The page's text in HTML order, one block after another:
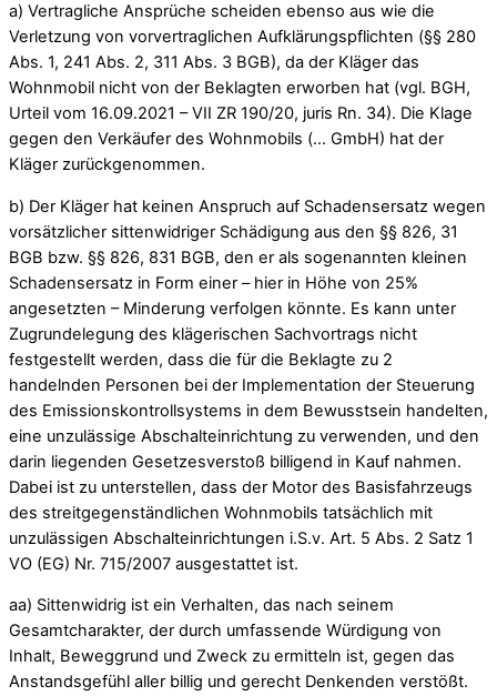
a) Vertragliche Ansprüche scheiden ebenso aus wie die
Verletzung von vorvertraglichen Aufklärungspflichten (§§ 280
Abs. 1, 241 Abs. 2, 311 Abs. 3 BGB), da der Kläger das
Wohnmobil nicht von der Beklagten erworben hat (vgl. BGH,
Urteil vom 16.09.2021 – VII ZR 190/20, juris Rn. 34). Die Klage
gegen den Verkäufer des Wohnmobils (… GmbH) hat der
Kläger zurückgenommen.
b) Der Kläger hat keinen Anspruch auf Schadensersatz wegen
vorsätzlicher sittenwidriger Schädigung aus den §§ 826, 31
BGB bzw. §§ 826, 831 BGB, den er als sogenannten kleinen
Schadensersatz in Form einer – hier in Höhe von 25%
angesetzten – Minderung verfolgen könnte. Es kann unter
Zugrundelegung des klägerischen Sachvortrags nicht
festgestellt werden, dass die für die Beklagte zu 2
handelnden Personen bei der Implementation der Steuerung
des Emissionskontrollsystems in dem Bewusstsein handelten,
eine unzulässige Abschalteinrichtung zu verwenden, und den
darin liegenden Gesetzesverstoß billigend in Kauf nahmen.
Dabei ist zu unterstellen, dass der Motor des Basisfahrzeugs
des streitgegenständlichen Wohnmobils tatsächlich mit
unzulässigen Abschalteinrichtungen i.S.v. Art. 5 Abs. 2 Satz 1
VO (EG) Nr. 715/2007 ausgestattet ist.
aa) Sittenwidrig ist ein Verhalten, das nach seinem
Gesamtcharakter, der durch umfassende Würdigung von
Inhalt, Beweggrund und Zweck zu ermitteln ist, gegen das
Anstandsgefühl aller billig und gerecht Denkenden verstößt.